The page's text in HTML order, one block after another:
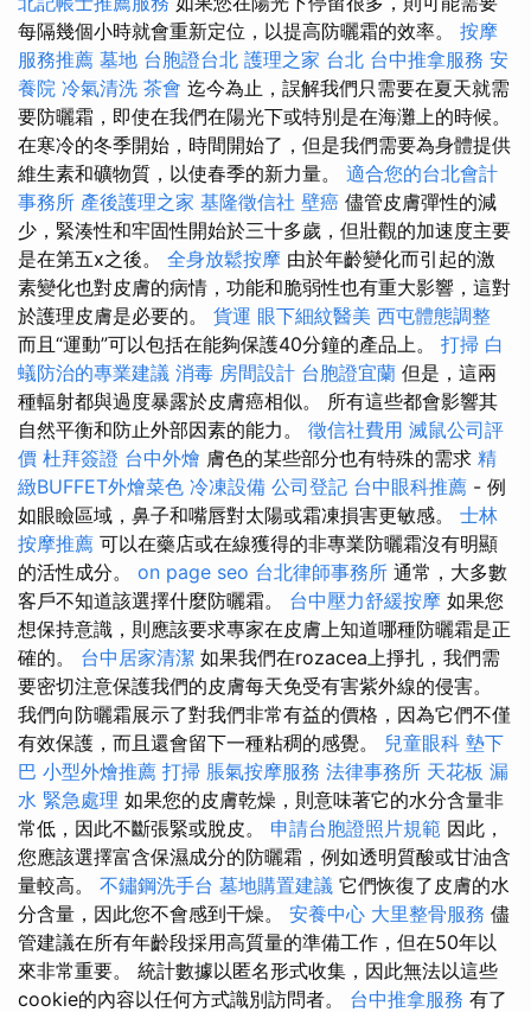
每隔幾個小時就會重新定位，以提高防曬霜的效率。 按摩
服務推薦 墓地 台胞證台北 護理之家 台北 台中推拿服務 安
養院 冷氣清洗 茶會 迄今為止，誤解我們只需要在夏天就需
要防曬霜，即使在我們在陽光下或特別是在海灘上的時候。
在寒冷的冬季開始，時間開始了，但是我們需要為身體提供
維生素和礦物質，以使春季的新力量。 適合您的台北會計
事務所 產後護理之家 基隆徵信社 壁癌 儘管皮膚彈性的減
少，緊湊性和牢固性開始於三十多歲，但壯觀的加速度主要
是在第五x之後。 全身放鬆按摩 由於年齡變化而引起的激
素變化也對皮膚的病情，功能和脆弱性也有重大影響，這對
於護理皮膚是必要的。 貨運 眼下細紋醫美 西屯體態調整
而且“運動”可以包括在能夠保護40分鐘的產品上。 打掃 白
蟻防治的專業建議 消毒 房間設計 台胞證宜蘭 但是，這兩
種輻射都與過度暴露於皮膚癌相似。 所有這些都會影響其
自然平衡和防止外部因素的能力。 徵信社費用 滅鼠公司評
價 杜拜簽證 台中外燴 膚色的某些部分也有特殊的需求 精
緻BUFFET外燴菜色 冷凍設備 公司登記 台中眼科推薦 - 例
如眼瞼區域，鼻子和嘴唇對太陽或霜凍損害更敏感。 士林
按摩推薦 可以在藥店或在線獲得的非專業防曬霜沒有明顯
的活性成分。 on page seo 台北律師事務所 通常，大多數
客戶不知道該選擇什麼防曬霜。 台中壓力舒緩按摩 如果您
想保持意識，則應該要求專家在皮膚上知道哪種防曬霜是正
確的。 台中居家清潔 如果我們在rozacea上掙扎，我們需
要密切注意保護我們的皮膚每天免受有害紫外線的侵害。
我們向防曬霜展示了對我們非常有益的價格，因為它們不僅
有效保護，而且還會留下一種粘稠的感覺。 兒童眼科 墊下
巴 小型外燴推薦 打掃 脹氣按摩服務 法律事務所 天花板 漏
水 緊急處理 如果您的皮膚乾燥，則意味著它的水分含量非
常低，因此不斷張緊或脫皮。 申請台胞證照片規範 因此，
您應該選擇富含保濕成分的防曬霜，例如透明質酸或甘油含
量較高。 不鏽鋼洗手台 墓地購置建議 它們恢復了皮膚的水
分含量，因此您不會感到干燥。 安養中心 大里整骨服務 儘
管建議在所有年齡段採用高質量的準備工作，但在50年以
來非常重要。 統計數據以匿名形式收集，因此無法以這些
cookie的內容以任何方式識別訪問者。 台中推拿服務 有了